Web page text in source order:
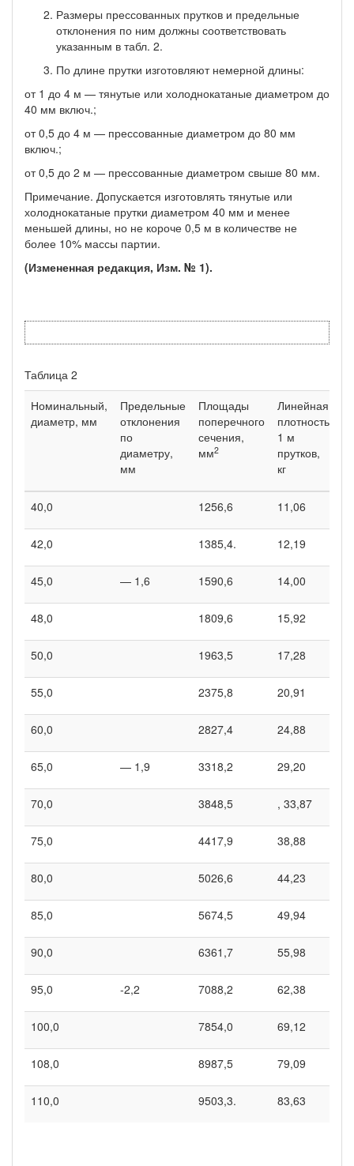
Размеры прессованных прутков и предельные
отклонения по ним должны соответствовать
указанным в табл. 2.
По длине прутки изготовляют немерной длины:
от 1 до 4 м — тянутые или холоднокатаные диаметром до
40 мм включ.;
от 0,5 до 4 м — прессованные диаметром до 80 мм
включ.;
от 0,5 до 2 м — прессованные диаметром свыше 80 мм.
Примечание. Допускается изготовлять тянутые или
холоднокатаные прутки диаметром 40 мм и менее
меньшей длины, но не короче 0,5 м в коли­честве не
более 10% массы партии.
(Измененная редакция, Изм. № 1).
Таблица 2
Номинальный,
диаметр, мм
Предельные
отклонения
по
диаметру,
мм
Площады
поперечного
сечения,
мм2
Линейная
плотность
1 м
прутков,
кг
40,0 1256,6 11,06
42,0 1385,4. 12,19
45,0 — 1,6 1590,6 14,00
48,0 1809,6 15,92
50,0 1963,5 17,28
55,0 2375,8 20,91
60,0 2827,4 24,88
65,0 — 1,9 3318,2 29,20
70,0 3848,5 , 33,87
75,0 4417,9 38,88
80,0 5026,6 44,23
85,0 5674,5 49,94
90,0 6361,7 55,98
95,0 -2,2 7088,2 62,38
100,0 7854,0 69,12
108,0 8987,5 79,09
110,0 9503,3. 83,63